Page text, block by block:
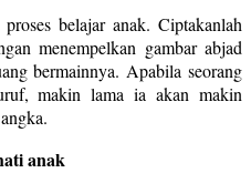
belajar anak. Ciptakanlah
menempelkan gambar abjad
bermainnya. Apabila seorang
makin lama ia akan makin
anak